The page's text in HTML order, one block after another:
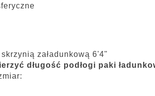
załadunkową 6'4"
długość podłogi paki